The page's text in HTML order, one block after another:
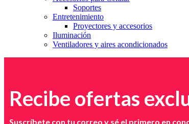
Soportes
Entretenimiento
Proyectores y accesorios
Iluminación
Ventiladores y aires acondicionados
Recibe ofertas
Suscríbete con tu correo y sé el primero en